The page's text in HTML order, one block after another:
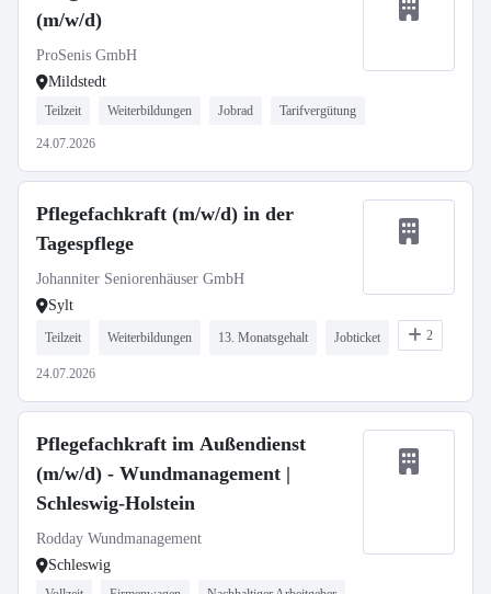
(m/w/d)
ProSenis GmbH
Mildstedt
Teilzeit Weiterbildungen Jobrad Tarifvergütung
24.07.2026
Pflegefachkraft (m/w/d) in der
Tagespflege
Johanniter Seniorenhäuser GmbH
Sylt
Teilzeit Weiterbildungen 13. Monatsgehalt Jobticket 2
24.07.2026
Pflegefachkraft im Außendienst
(m/w/d) - Wundmanagement |
Schleswig-Holstein
Rodday Wundmanagement
Schleswig